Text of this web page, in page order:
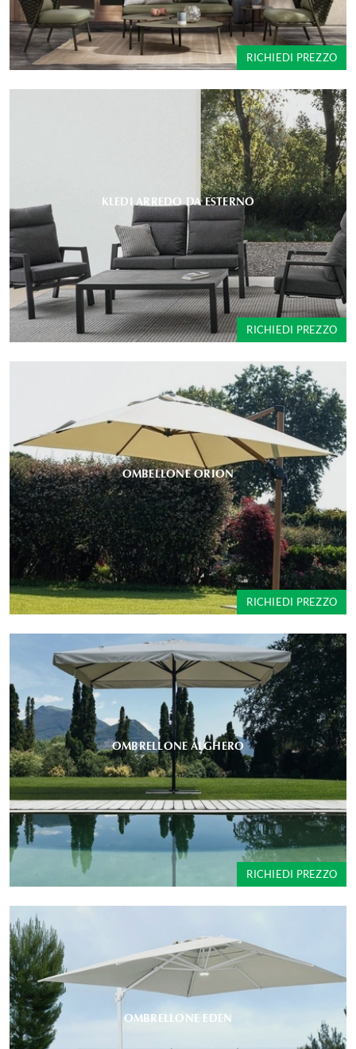
RICHIEDI PREZZO
KLEDI ARREDO DA ESTERNO
RICHIEDI PREZZO
OMBELLONE ORION
RICHIEDI PREZZO
OMBRELLONE ALGHERO
RICHIEDI PREZZO
OMBRELLONE EDEN